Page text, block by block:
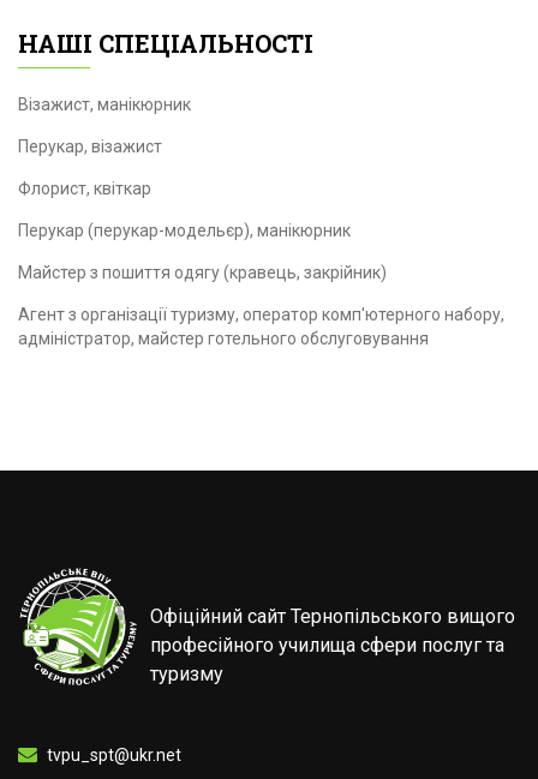
НАШІ СПЕЦІАЛЬНОСТІ
Візажист, манікюрник
Перукар, візажист
Флорист, квіткар
Перукар (перукар-модельєр), манікюрник
Майстер з пошиття одягу (кравець, закрійник)
Агент з організації туризму, оператор комп'ютерного набору,
адміністратор, майстер готельного обслуговування
Офіційний сайт Тернопільського вищого
професійного училища сфери послуг та
туризму
tvpu_spt@ukr.net